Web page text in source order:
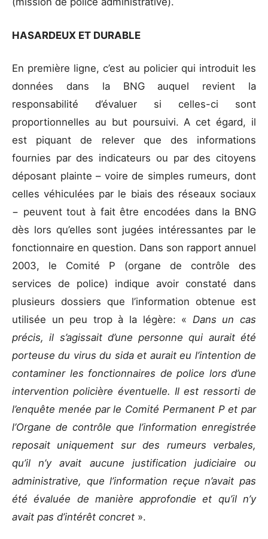
HASARDEUX ET DURABLE
En première ligne, c’est au policier qui introduit les
données dans la BNG auquel revient la
responsabilité d’évaluer si celles-ci sont
proportionnelles au but poursuivi. A cet égard, il
est piquant de relever que des informations
fournies par des indicateurs ou par des citoyens
déposant plainte – voire de simples rumeurs, dont
celles véhiculées par le biais des réseaux sociaux
− peuvent tout à fait être encodées dans la BNG
dès lors qu’elles sont jugées intéressantes par le
fonctionnaire en question. Dans son rapport annuel
2003, le Comité P (organe de contrôle des
services de police) indique avoir constaté dans
plusieurs dossiers que l’information obtenue est
utilisée un peu trop à la légère: « Dans un cas
précis, il s’agissait d’une personne qui aurait été
porteuse du virus du sida et aurait eu l’intention de
contaminer les fonctionnaires de police lors d’une
intervention policière éventuelle. Il est ressorti de
l’enquête menée par le Comité Permanent P et par
l’Organe de contrôle que l’information enregistrée
reposait uniquement sur des rumeurs verbales,
qu’il n’y avait aucune justification judiciaire ou
administrative, que l’information reçue n’avait pas
été évaluée de manière approfondie et qu’il n’y
avait pas d’intérêt concret ».